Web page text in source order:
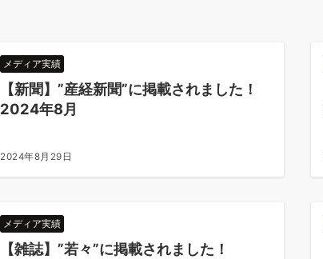
メディア実績
【新聞】”産経新聞”に掲載されました！
2024年8月
2024年8月29日
メディア実績
【雑誌】”若々”に掲載されました！